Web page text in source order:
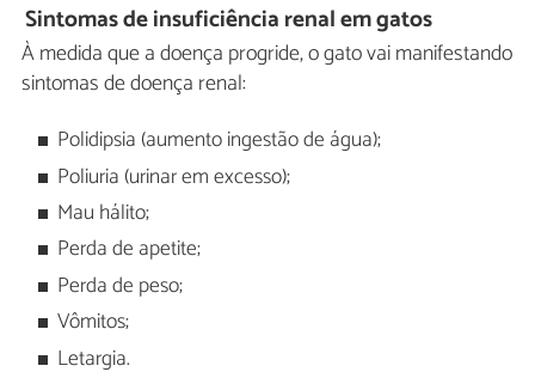
Sintomas de insuficiência renal em gatos
À medida que a doença progride, o gato vai manifestando
sintomas de doença renal:
Polidipsia (aumento ingestão de água);
Poliuria (urinar em excesso);
Mau hálito;
Perda de apetite;
Perda de peso;
Vômitos;
Letargia.